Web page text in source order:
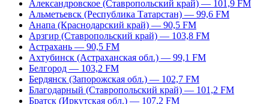
Александровское (Ставропольский край) — 101,9 FM
Альметьевск (Республика Татарстан) — 99,6 FM
Анапа (Краснодарский край) — 90,5 FM
Арзгир (Ставропольский край) — 103,8 FM
Астрахань — 90,5 FM
Ахтубинск (Астраханская обл.) — 99,1 FM
Белгород — 103,2 FM
Бердянск (Запорожская обл.) — 102,7 FM
Благодарный (Ставропольский край) — 101,2 FM
Братск (Иркутская обл.) — 107,2 FM